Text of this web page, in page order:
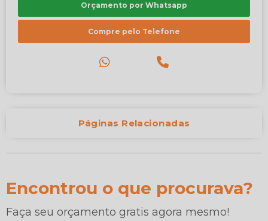
Orçamento por Whatsapp
Compre pelo Telefone
Páginas Relacionadas
Encontrou o que procurava?
Faça seu orçamento gratis agora mesmo!